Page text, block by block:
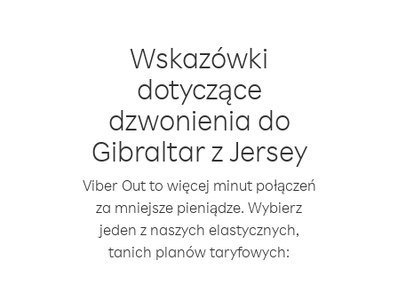
Wskazówki
dotyczące
dzwonienia do
Gibraltar z Jersey
Viber Out to więcej minut połączeń
za mniejsze pieniądze. Wybierz
jeden z naszych elastycznych,
tanich planów taryfowych: